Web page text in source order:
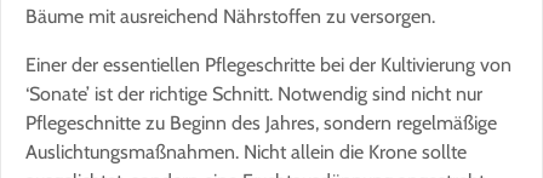
Bäume mit ausreichend Nährstoffen zu versorgen.
Einer der essentiellen Pflegeschritte bei der Kultivierung von
‘Sonate’ ist der richtige Schnitt. Notwendig sind nicht nur
Pflegeschnitte zu Beginn des Jahres, sondern regelmäßige
Auslichtungsmaßnahmen. Nicht allein die Krone sollte